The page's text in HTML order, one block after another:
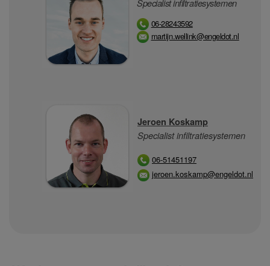
06-28243592
martijn.wellink@engeldot.nl
Jeroen Koskamp
Specialist infiltratiesystemen
06-51451197
jeroen.koskamp@engeldot.nl